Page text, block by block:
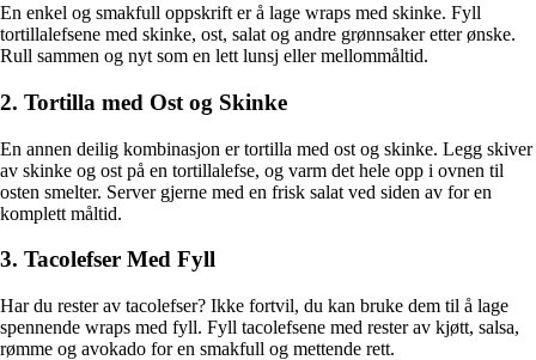
En enkel og smakfull oppskrift er å lage wraps med skinke. Fyll
tortillalefsene med skinke, ost, salat og andre grønnsaker etter ønske.
Rull sammen og nyt som en lett lunsj eller mellommåltid.
2. Tortilla med Ost og Skinke
En annen deilig kombinasjon er tortilla med ost og skinke. Legg skiver
av skinke og ost på en tortillalefse, og varm det hele opp i ovnen til
osten smelter. Server gjerne med en frisk salat ved siden av for en
komplett måltid.
3. Tacolefser Med Fyll
Har du rester av tacolefser? Ikke fortvil, du kan bruke dem til å lage
spennende wraps med fyll. Fyll tacolefsene med rester av kjøtt, salsa,
rømme og avokado for en smakfull og mettende rett.